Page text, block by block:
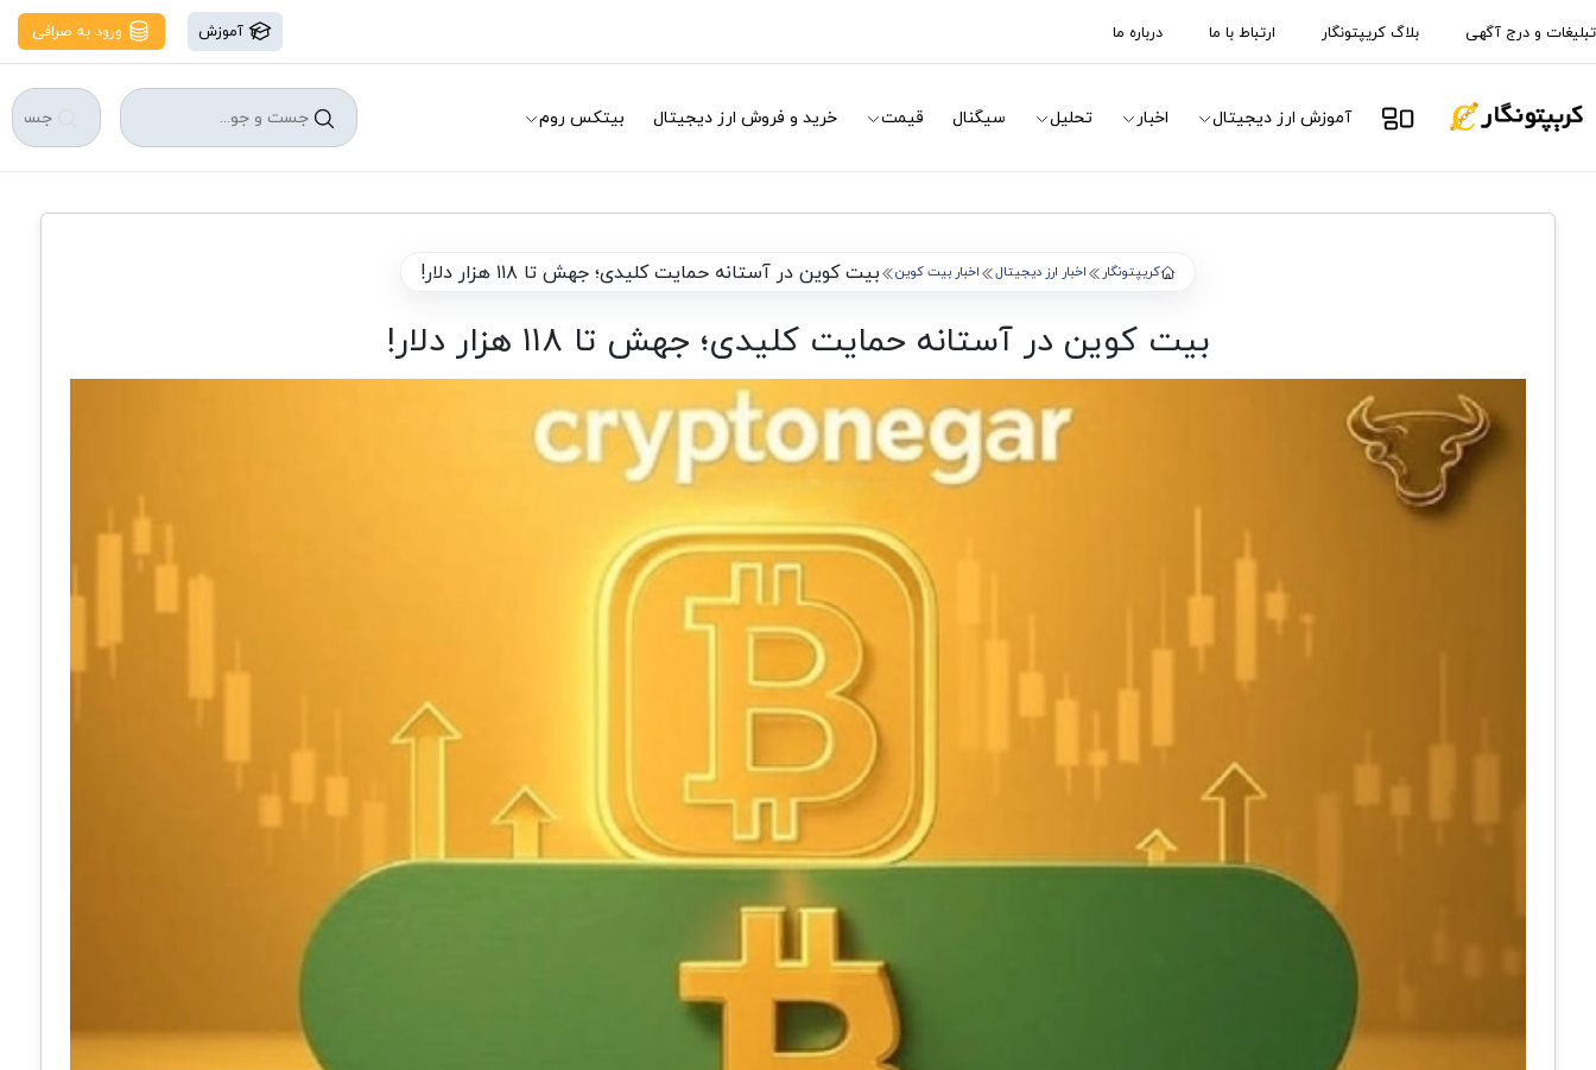
تبلیغات و درج آگهی بلاگ کریپتونگار ارتباط با ما درباره ما آموزش ورود به صرافی
آموزش ارز دیجیتال اخبار تحلیل سیگنال قیمت خرید و فروش ارز دیجیتال بیتکس روم
کریپتونگار اخبار ارز دیجیتال اخبار بیت کوین بیت کوین در آستانه حمایت کلیدی؛ جهش تا ۱۱۸ هزار دلار!
بیت کوین در آستانه حمایت کلیدی؛ جهش تا ۱۱۸ هزار دلار!